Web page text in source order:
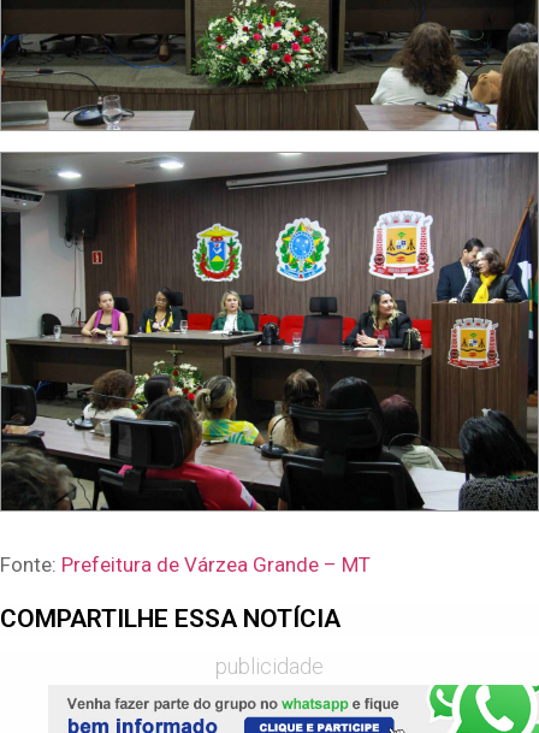
Fonte: Prefeitura de Várzea Grande – MT
COMPARTILHE ESSA NOTÍCIA
publicidade